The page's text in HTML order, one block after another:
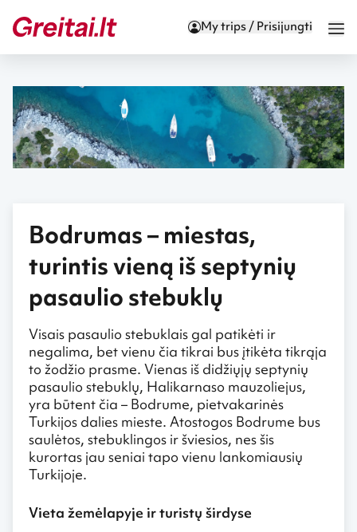
My trips / Prisijungti
Bodrumas – miestas,
turintis vieną iš septynių
pasaulio stebuklų
Visais pasaulio stebuklais gal patikėti ir
negalima, bet vienu čia tikrai bus įtikėta tikrąja
to žodžio prasme. Vienas iš didžiųjų septynių
pasaulio stebuklų, Halikarnaso mauzoliejus,
yra būtent čia – Bodrume, pietvakarinės
Turkijos dalies mieste. Atostogos Bodrume bus
saulėtos, stebuklingos ir šviesios, nes šis
kurortas jau seniai tapo vienu lankomiausių
Turkijoje.
Vieta žemėlapyje ir turistų širdyse